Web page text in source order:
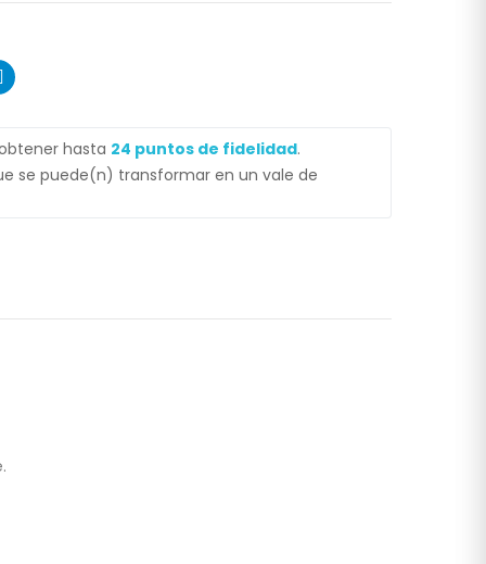
hasta 24 puntos de fidelidad.
se puede(n) transformar en un vale de